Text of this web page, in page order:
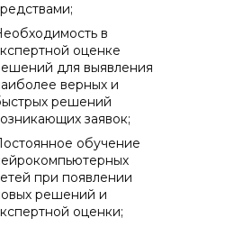
в
оценке
для выявления
верных и
решений
заявок;
обучение
при появлении
решений и
оценки;